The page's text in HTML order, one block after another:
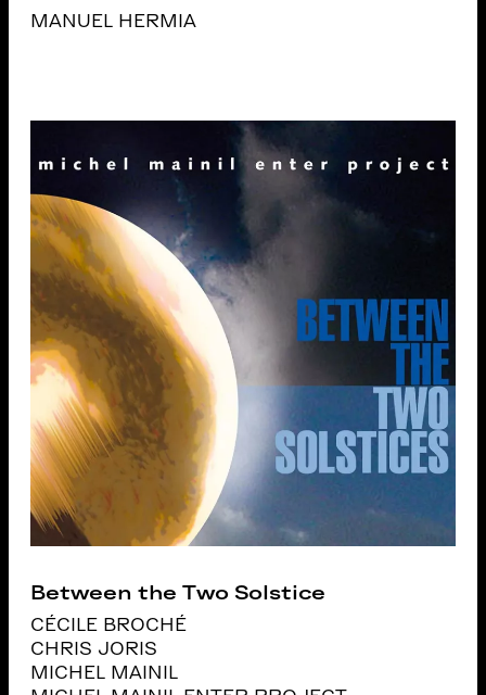
MANUEL HERMIA
Between the Two Solstice
CÉCILE BROCHÉ
CHRIS JORIS
MICHEL MAINIL